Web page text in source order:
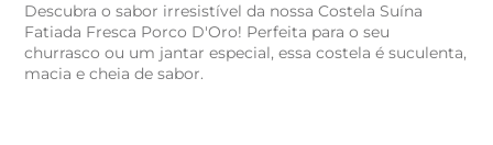
Descubra o sabor irresistível da nossa Costela Suína
Fatiada Fresca Porco D'Oro! Perfeita para o seu
churrasco ou um jantar especial, essa costela é suculenta,
macia e cheia de sabor.